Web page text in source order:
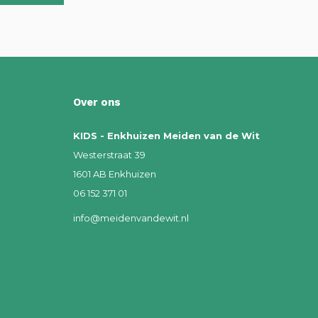
Over ons
KIDS - Enkhuizen Meiden van de Wit
Westerstraat 39
1601 AB Enkhuizen
06 152 371 01
info@meidenvandewit.nl